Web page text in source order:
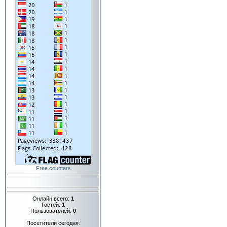
Free counters
Онлайн всего: 1
Гостей: 1
Пользователей: 0
Посетители сегодня: